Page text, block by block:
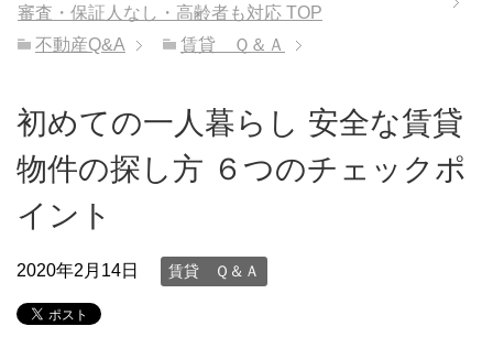
審査・保証人なし・高齢者も対応 TOP
不動産Q&A
賃貸 Ｑ＆Ａ
初めての一人暮らし 安全な賃貸
物件の探し方 ６つのチェックポ
イント
2020年2月14日 賃貸 Ｑ＆Ａ